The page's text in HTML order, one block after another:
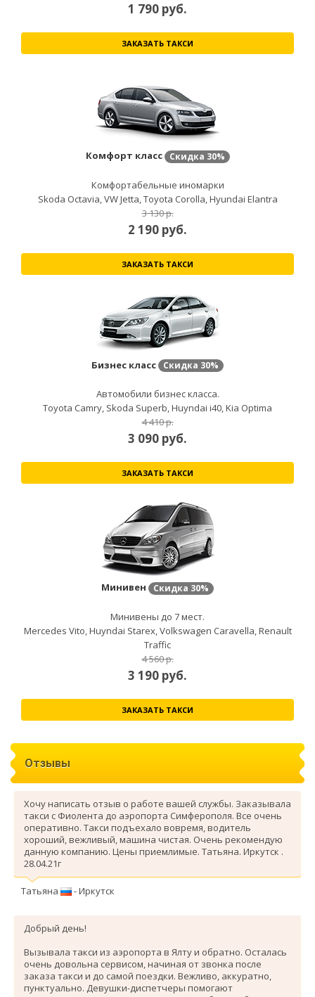
1 790 руб.
ЗАКАЗАТЬ ТАКСИ
Комфорт класс Скидка 30%
Комфортабельные иномарки
Skoda Octavia, VW Jetta, Toyota Corolla, Hyundai Elantra
3 130 р.
2 190 руб.
ЗАКАЗАТЬ ТАКСИ
Бизнес класс Скидка 30%
Автомобили бизнес класса.
Toyota Camry, Skoda Superb, Huyndai i40, Kia Optima
4 410 р.
3 090 руб.
ЗАКАЗАТЬ ТАКСИ
Минивен Скидка 30%
Минивены до 7 мест.
Mercedes Vito, Huyndai Starex, Volkswagen Caravella, Renault
Traffic
4 560 р.
3 190 руб.
ЗАКАЗАТЬ ТАКСИ
Отзывы
Хочу написать отзыв о работе вашей службы. Заказывала
такси с Фиолента до аэропорта Симферополя. Все очень
оперативно. Такси подъехало вовремя, водитель
хороший, вежливый, машина чистая. Очень рекомендую
данную компанию. Цены приемлимые. Татьяна. Иркутск .
28.04.21г
Татьяна - Иркутск
Добрый день!
Вызывала такси из аэропорта в Ялту и обратно. Осталась
очень довольна сервисом, начиная от звонка после
заказа такси и до самой поездки. Вежливо, аккуратно,
пунктуально. Девушки-диспетчеры помогают